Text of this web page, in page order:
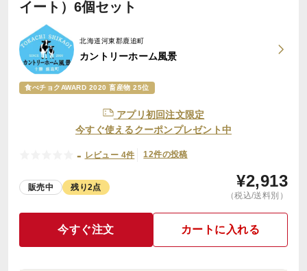
イート）6個セット
北海道河東郡鹿追町
カントリーホーム風景
食べチョクAWARD 2020 畜産物 25位
アプリ初回注文限定
今すぐ使えるクーポンプレゼント中
- レビュー 4件 12件の投稿
販売中 残り2点 ¥2,913
（税込/送料別）
今すぐ注文 カートに入れる